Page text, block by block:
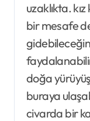
uzaklıkta.
bir mesafe
doğa
buraya
civarda bir